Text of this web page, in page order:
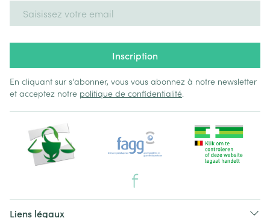
Inscription
En cliquant sur s'abonner, vous vous abonnez à notre newsletter
et acceptez notre politique de confidentialité.
Liens légaux